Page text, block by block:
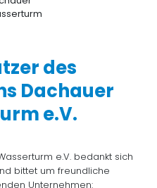
des
Dachauer
e.V.
e.V. bedankt sich
bittet um freundliche
Unternehmen: